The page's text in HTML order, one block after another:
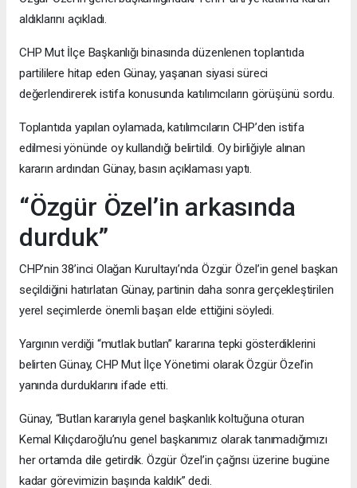
aldıklarını açıkladı.
CHP Mut İlçe Başkanlığı binasında düzenlenen toplantıda
partililere hitap eden Günay, yaşanan siyasi süreci
değerlendirerek istifa konusunda katılımcıların görüşünü sordu.
Toplantıda yapılan oylamada, katılımcıların CHP’den istifa
edilmesi yönünde oy kullandığı belirtildi. Oy birliğiyle alınan
kararın ardından Günay, basın açıklaması yaptı.
“Özgür Özel’in arkasında
durduk”
CHP’nin 38’inci Olağan Kurultayı’nda Özgür Özel’in genel başkan
seçildiğini hatırlatan Günay, partinin daha sonra gerçekleştirilen
yerel seçimlerde önemli başarı elde ettiğini söyledi.
Yargının verdiği “mutlak butlan” kararına tepki gösterdiklerini
belirten Günay, CHP Mut İlçe Yönetimi olarak Özgür Özel’in
yanında durduklarını ifade etti.
Günay, “Butlan kararıyla genel başkanlık koltuğuna oturan
Kemal Kılıçdaroğlu’nu genel başkanımız olarak tanımadığımızı
her ortamda dile getirdik. Özgür Özel’in çağrısı üzerine bugüne
kadar görevimizin başında kaldık” dedi.